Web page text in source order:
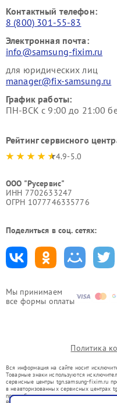
Мы принимаем
все формы оплаты
Контактный телефон:
8 (800) 301-55-83
Электронная почта:
info@samsung-fixim.ru
для юридических лиц
manager@fix-samsung.ru
График работы:
ПН-ВСК с 9:00 до 21:00
Рейтинг сервисного
4.9-5.0
ООО "Русервис"
ИНН 7702633247
ОГРН 1077746335776
Поделиться в соц. сетях:
Политика
Вся информация на сайте носит
Товарные знаки используются
сервисные центры tgn.samsung-fixim.ru
в неавторизованных сервисных центрах
правообладателями товарных знаков